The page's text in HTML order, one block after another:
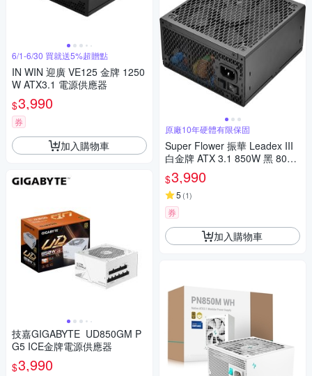
6/1-6/30 買就送5%超贈點
IN WIN 迎廣 VE125 金牌 1250
W ATX3.1 電源供應器
$3,990
券
加入購物車
技嘉GIGABYTE UD850GM P
G5 ICE金牌電源供應器
$3,990
原廠10年硬體有限保固
Super Flower 振華 Leadex III
白金牌 ATX 3.1 850W 黑 80
+白金牌+全模組 電源供應器
$3,990
5 (1)
券
加入購物車